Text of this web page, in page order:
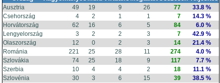
Ausztria 49 19 9 26 77
33.8 %
Csehország
4 2 1 1 7
14.3 %
Horvátország
62 16 6 5 84
6.0 %
Lengyelország
3 2 2 3 7
42.9 %
Olaszország
12 0 2 3 14
21.4 %
Románia
221 25 28 11 274
4.0 %
Szlovákia
74 25 18 9 117
7.7 %
Szerbia
10 4 4 2 18
11.1 %
Szlovénia
30 3 6 15 39
38.5 %